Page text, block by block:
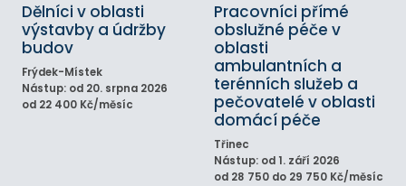
Dělníci v oblasti
výstavby a údržby
budov
Frýdek-Místek
Nástup: od 20. srpna 2026
od 22 400 Kč/měsíc
Pracovníci přímé
obslužné péče v
oblasti
ambulantních a
terénních služeb a
pečovatelé v oblasti
domácí péče
Třinec
Nástup: od 1. září 2026
od 28 750 do 29 750 Kč/měsíc